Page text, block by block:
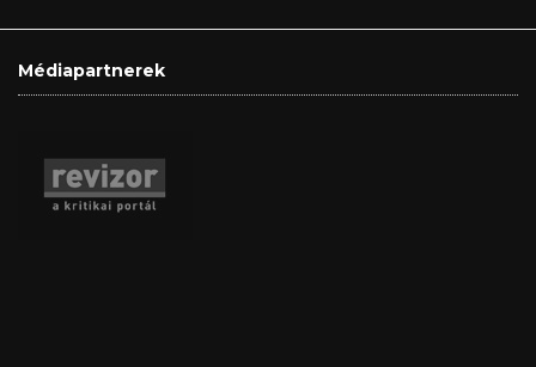
Médiapartnerek